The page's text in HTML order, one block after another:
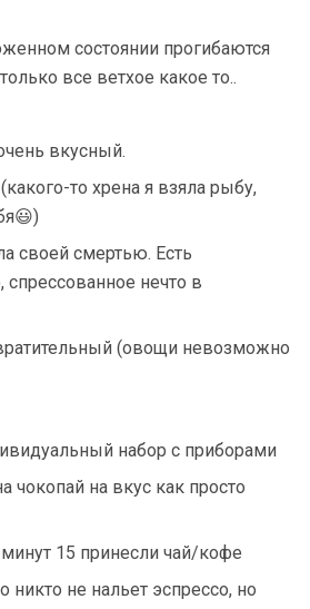
состоянии прогибаются
все ветхое какое то..
вкусный.
то хрена я взяла рыбу,
своей смертью. Есть
нечто в
(овощи невозможно
набор с приборами
чокопай на вкус как просто
15 принесли чай/кофе
не нальет эспрессо, но